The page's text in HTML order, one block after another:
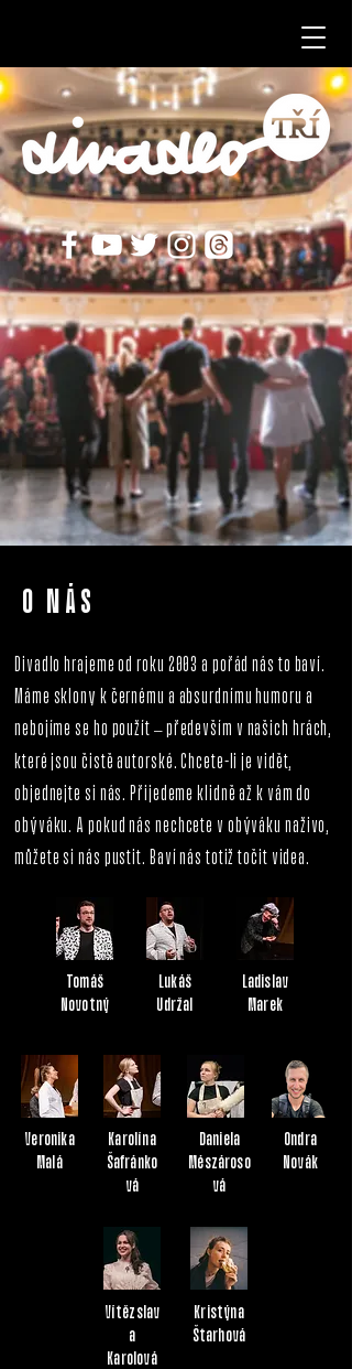
O NÁS
Divadlo hrajeme od roku 2003 a pořád nás to baví.
Máme sklony k černému a absurdnímu humoru a
nebojíme se ho použít –především v našich hrách,
které jsou čistě autorské. Chcete-li je vidět,
objednejte si nás. Přijedeme klidně až k vám do
obýváku. A pokud nás nechcete v obýváku naživo,
můžete si nás pustit. Baví nás totiž točit videa.
Tomáš
Novotný
Lukáš
Udržal
Ladislav
Marek
Veronika
Malá
Karolína
Šafránko
vá
Daniela
Mészároso
vá
Ondra
Novák
Vítězslav
a
Karolová
Kristýna
Štarhová